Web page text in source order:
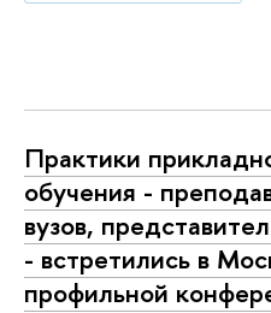
Практики
обучения -
вузов,
- встретились в
профильной